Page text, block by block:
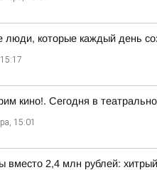
люди, которые каждый день
кино!. Сегодня в
15:01
вместо 2,4 млн рублей: